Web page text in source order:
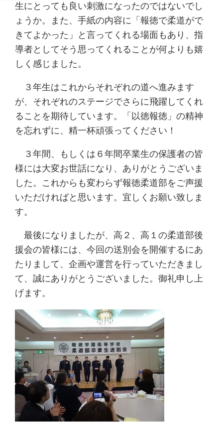
生にとっても良い刺激になったのではないでし
ょうか。また、手紙の内容に「報徳で柔道がで
きてよかった」と言ってくれる場面もあり、指
導者としてそう思ってくれることが何よりも嬉
しく感じました。
３年生はこれからそれぞれの道へ進みます
が、それぞれのステージでさらに飛躍してくれ
ることを期待しています。「以徳報徳」の精神
を忘れずに、精一杯頑張ってください！
３年間、もしくは６年間卒業生の保護者の皆
様には大変お世話になり、ありがとうございま
した。これからも変わらず報徳柔道部をご声援
いただければと思います。宜しくお願い致しま
す。
最後になりましたが、高２、高１の柔道部後
援会の皆様には、今回の送別会を開催するにあ
たりまして、企画や運営を行っていただきまし
て、誠にありがとうございました。御礼申し上
げます。